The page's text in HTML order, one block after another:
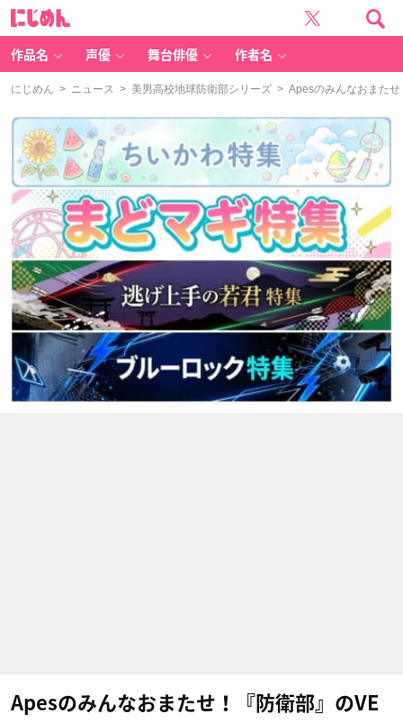
作品名 声優 舞台俳優 作者名
にじめん > ニュース > 美男高校地球防衛部シリーズ > Apesのみんなおまたせ
Apesのみんなおまたせ！『防衛部』のVE